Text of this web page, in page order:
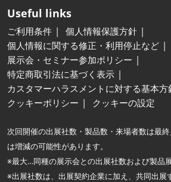
Useful links
ご利用条件
個人情報保護方針
個人情報に関する修正・利用停止など
展示会・セミナー参加ポリシー
特定商取引法に基づく表示
カスタマーハラスメントに対する基本方
クッキーポリシー
クッキーの設定
次回開催の出展社数・製品数・来場者数は最
は増減の可能性があります。
※最大…同種の展示会との出展社数および製品
※出展社数は、出展契約企業に加え、共同出展